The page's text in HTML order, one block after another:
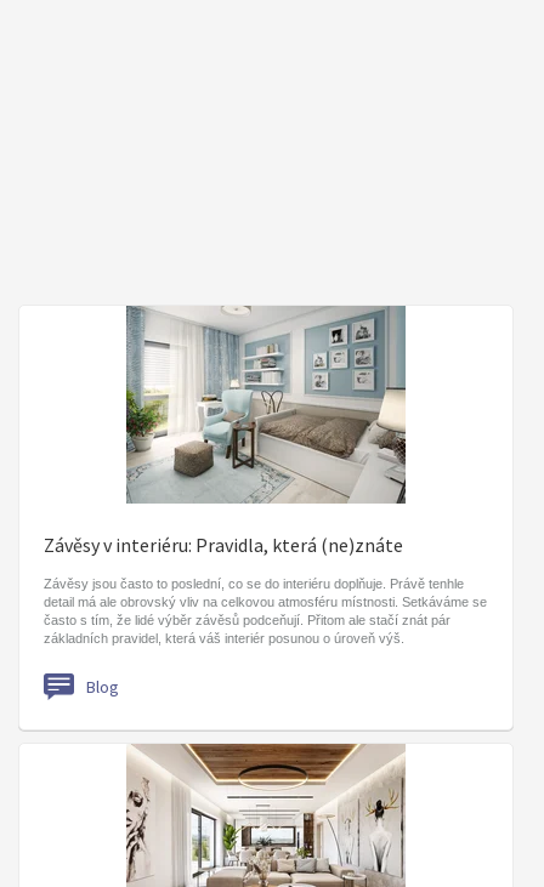
Závěsy v interiéru: Pravidla, která (ne)znáte
Závěsy jsou často to poslední, co se do interiéru doplňuje. Právě tenhle
detail má ale obrovský vliv na celkovou atmosféru místnosti. Setkáváme se
často s tím, že lidé výběr závěsů podceňují. Přitom ale stačí znát pár
základních pravidel, která váš interiér posunou o úroveň výš.
Blog